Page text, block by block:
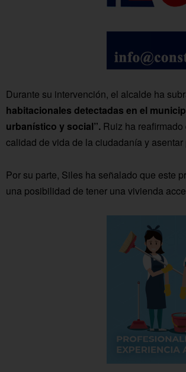
Durante su intervención, el alcalde ha
habitacionales detectadas en el
urbanístico y social”. Ruiz ha reafirmado
calidad de vida de la ciudadanía y asentar
Por su parte, Siles ha señalado que este
una posibilidad de tener una vivienda